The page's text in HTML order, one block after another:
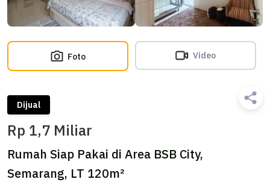
Foto Video
Dijual
Rp 1,7 Miliar
Rumah Siap Pakai di Area BSB City,
Semarang, LT 120m²